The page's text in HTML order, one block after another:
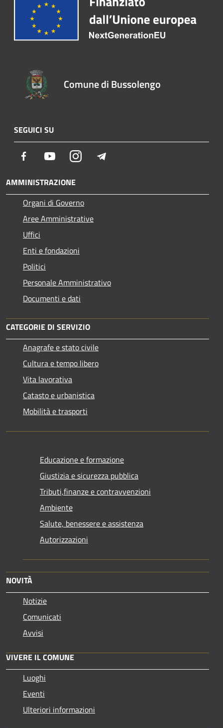
Comune di Bussolengo
SEGUICI SU
Facebook YoutubeInstagram
AMMINISTRAZIONE
Organi di Governo
Aree Amministrative
Uffici
Enti e fondazioni
Politici
Personale Amministrativo
Documenti e dati
CATEGORIE DI SERVIZIO
Anagrafe e stato civile
Cultura e tempo libero
Vita lavorativa
Catasto e urbanistica
Mobilità e trasporti
Educazione e formazione
Giustizia e sicurezza pubblica
Tributi,finanze e contravvenzioni
Ambiente
Salute, benessere e assistenza
Autorizzazioni
NOVITÀ
Notizie
Comunicati
Avvisi
VIVERE IL COMUNE
Luoghi
Eventi
Ulteriori informazioni